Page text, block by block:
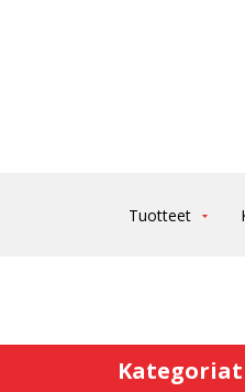
Tuotteet
Kategoriat